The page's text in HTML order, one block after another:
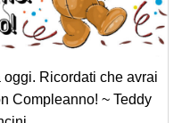
Ricordati che avrai
Compleanno! ~ Teddy